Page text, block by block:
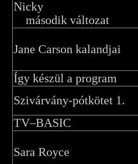
Nicky
második változat
Jane Carson kalandjai
Így készül a program
Szivárvány-pótkötet 1.
TV–BASIC
Sara Royce